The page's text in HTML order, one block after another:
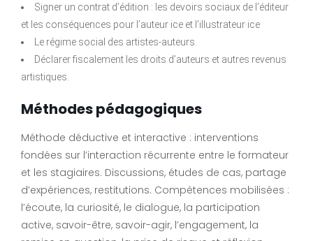
Signer un contrat d’édition : les devoirs sociaux de l’éditeur
et les conséquences pour l’auteur·ice et l’illustrateur·ice
Le régime social des artistes-auteurs.
Déclarer fiscalement les droits d’auteurs et autres revenus
artistiques.
Méthodes pédagogiques
Méthode déductive et interactive : interventions
fondées sur l’interaction récurrente entre le formateur
et les stagiaires. Discussions, études de cas, partage
d’expériences, restitutions. Compétences mobilisées :
l’écoute, la curiosité, le dialogue, la participation
active, savoir-être, savoir-agir, l’engagement, la